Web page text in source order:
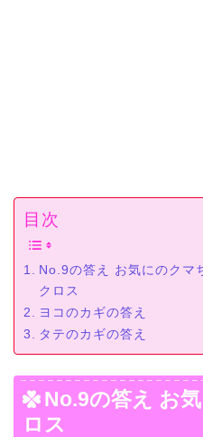
目次
No.9の答え お気にのクマ
クロス
ヨコのカギの答え
タテのカギの答え
No.9の答え お
ロス